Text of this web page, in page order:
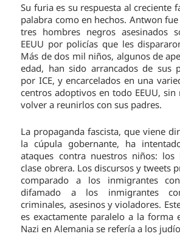
Su furia es su respuesta al creciente
palabra como en hechos. Antwon
tres hombres negros asesinados
EEUU por policías que les
Más de dos mil niños, algunos de
edad, han sido arrancados de sus
por ICE, y encarcelados en una
centros adoptivos en todo EEUU,
volver a reunirlos con sus padres.
La propaganda fascista, que viene
la cúpula gobernante, ha
ataques contra nuestros niños:
clase obrera. Los discursos y tweets
comparado a los inmigrantes
difamado a los inmigrantes
criminales, asesinos y violadores.
es exactamente paralelo a la forma
Nazi en Alemania se refería a los